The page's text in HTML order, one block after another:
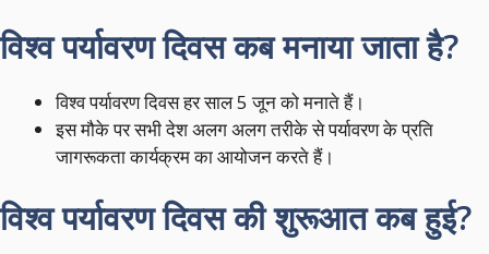
विश्व पर्यावरण दिवस कब मनाया जाता है?
विश्व पर्यावरण दिवस हर साल 5 जून को मनाते हैं।
इस मौके पर सभी देश अलग अलग तरीके से पर्यावरण के प्रति
जागरूकता कार्यक्रम का आयोजन करते हैं।
विश्व पर्यावरण दिवस की शुरूआत कब हुई?